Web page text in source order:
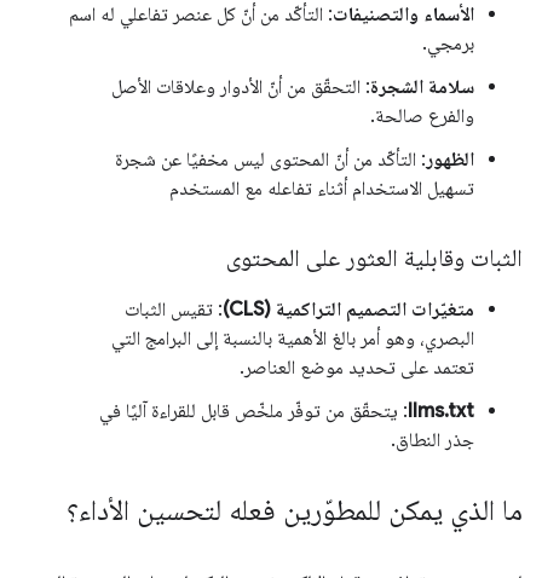
الأسماء والتصنيفات: التأكّد من أنّ كل عنصر تفاعلي له اسم
برمجي.
سلامة الشجرة: التحقّق من أنّ الأدوار وعلاقات الأصل
والفرع صالحة.
الظهور : التأكّد من أنّ المحتوى ليس مخفيًا عن شجرة
تسهيل الاستخدام أثناء تفاعله مع المستخدم
الثبات وقابلية العثور على المحتوى
متغيّرات التصميم التراكمية (CLS)
: تقيس الثبات
البصري، وهو أمر بالغ الأهمية بالنسبة إلى البرامج التي
تعتمد على تحديد موضع العناصر.
llms.txt: يتحقّق من توفّر ملخّص قابل للقراءة آليًا في
جذر النطاق.
ما الذي يمكن للمطوّرين فعله لتحسين الأداء؟